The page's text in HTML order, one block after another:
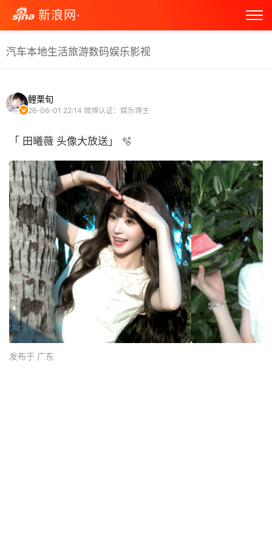
新浪网·
汽车本地生活旅游数码娱乐影视
鲤栗旬
26-06-01 22:14 微博认证：娱乐博主
「 田曦薇 头像大放送」 🫧 ​
发布于 广东